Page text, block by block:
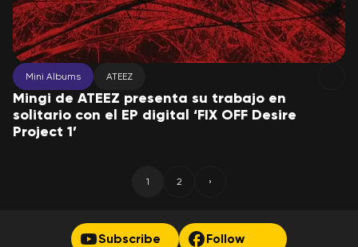
Mini Albums ATEEZ
Mingi de ATEEZ presenta su trabajo en
solitario con el EP digital ‘FIX OFF Desire
Project 1’
1
(current)
2 ›
Subscribe Follow